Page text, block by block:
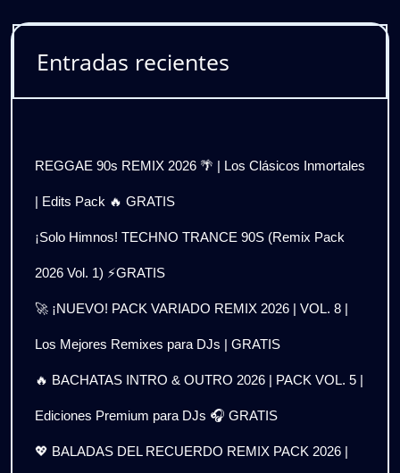
Entradas recientes
REGGAE 90s REMIX 2026 🌴 | Los Clásicos Inmortales
| Edits Pack 🔥 GRATIS
¡Solo Himnos! TECHNO TRANCE 90S (Remix Pack
2026 Vol. 1) ⚡GRATIS
🚀 ¡NUEVO! PACK VARIADO REMIX 2026 | VOL. 8 |
Los Mejores Remixes para DJs | GRATIS
🔥 BACHATAS INTRO & OUTRO 2026 | PACK VOL. 5 |
Ediciones Premium para DJs 🎧 GRATIS
💖 BALADAS DEL RECUERDO REMIX PACK 2026 |